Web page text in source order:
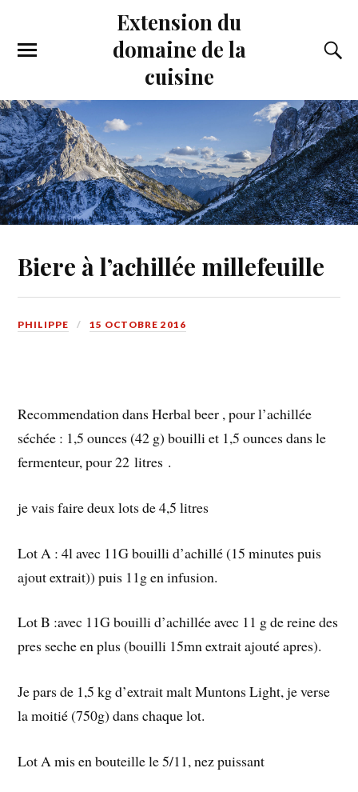
Extension du
domaine de la
cuisine
Biere à l’achillée millefeuille
PHILIPPE 15 OCTOBRE 2016
Recommendation dans Herbal beer , pour l’achillée
séchée : 1,5 ounces (42 g) bouilli et 1,5 ounces dans le
fermenteur, pour 22 litres .
je vais faire deux lots de 4,5 litres
Lot A : 4l avec 11G bouilli d’achillé (15 minutes puis
ajout extrait)) puis 11g en infusion.
Lot B :avec 11G bouilli d’achillée avec 11 g de reine des
pres seche en plus (bouilli 15mn extrait ajouté apres).
Je pars de 1,5 kg d’extrait malt Muntons Light, je verse
la moitié (750g) dans chaque lot.
Lot A mis en bouteille le 5/11, nez puissant